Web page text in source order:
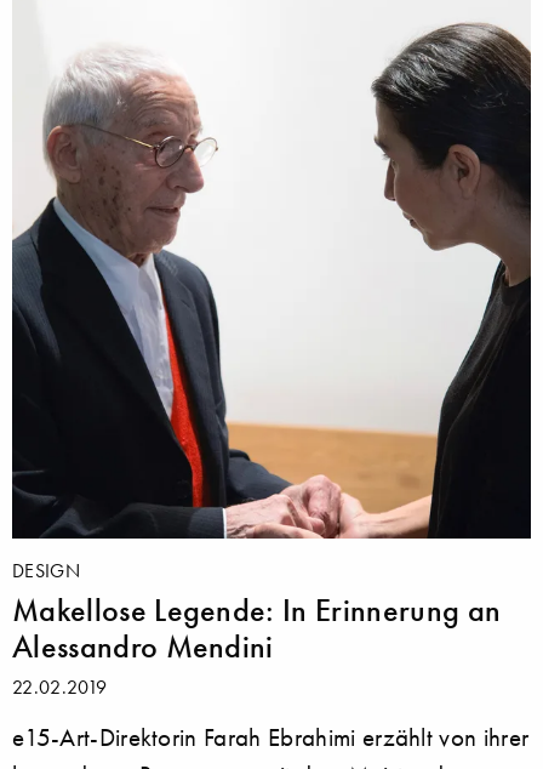
DESIGN
Makellose Legende: In Erinnerung an
Alessandro Mendini
22.02.2019
e15-Art-Direktorin Farah Ebrahimi erzählt von ihrer